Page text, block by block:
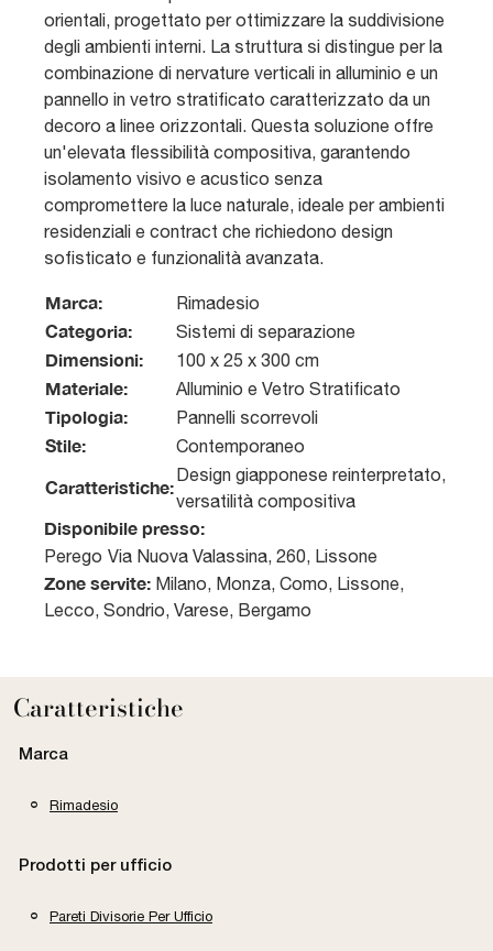
orientali, progettato per ottimizzare la suddivisione
degli ambienti interni. La struttura si distingue per la
combinazione di nervature verticali in alluminio e un
pannello in vetro stratificato caratterizzato da un
decoro a linee orizzontali. Questa soluzione offre
un'elevata flessibilità compositiva, garantendo
isolamento visivo e acustico senza
compromettere la luce naturale, ideale per ambienti
residenziali e contract che richiedono design
sofisticato e funzionalità avanzata.
Marca: Rimadesio
Categoria: Sistemi di separazione
Dimensioni: 100 x 25 x 300 cm
Materiale: Alluminio e Vetro Stratificato
Tipologia: Pannelli scorrevoli
Stile: Contemporaneo
Caratteristiche:
Design giapponese reinterpretato,
versatilità compositiva
Disponibile presso:
Perego Via Nuova Valassina, 260, Lissone
Zone servite: Milano, Monza, Como, Lissone,
Lecco, Sondrio, Varese, Bergamo
Caratteristiche
Marca
Rimadesio
Prodotti per ufficio
Pareti Divisorie Per Ufficio